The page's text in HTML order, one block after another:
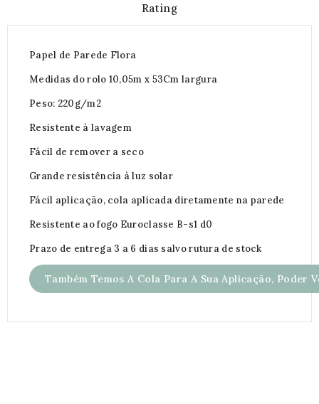
Rating
Papel de Parede Flora
Medidas do rolo 10,05m x 53Cm largura
Peso: 220g/m2
Resistente à lavagem
Fácil de remover a seco
Grande resistência à luz solar
Fácil aplicação, cola aplicada diretamente na parede
Resistente ao fogo Euroclasse B-s1 d0
Prazo de entrega 3 a 6 dias salvo rutura de stock
Também Temos A Cola Para A Sua Aplicação, Poder